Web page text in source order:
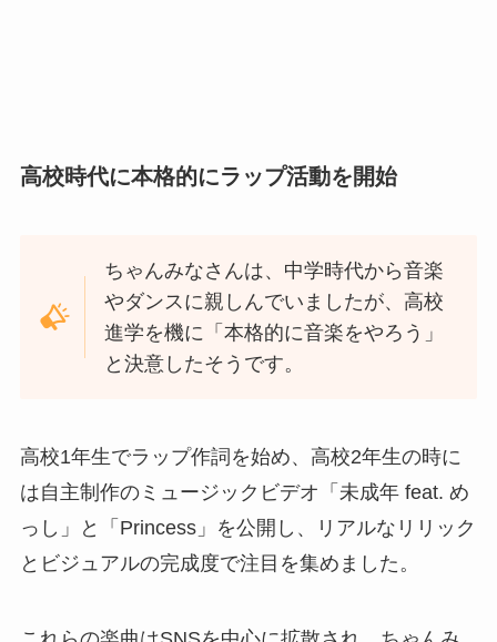
高校時代に本格的にラップ活動を開始
ちゃんみなさんは、中学時代から音楽
やダンスに親しんでいましたが、高校
進学を機に「本格的に音楽をやろう」
と決意したそうです。
高校1年生でラップ作詞を始め、高校2年生の時に
は自主制作のミュージックビデオ「未成年 feat. め
っし」と「Princess」を公開し、リアルなリリック
とビジュアルの完成度で注目を集めました。